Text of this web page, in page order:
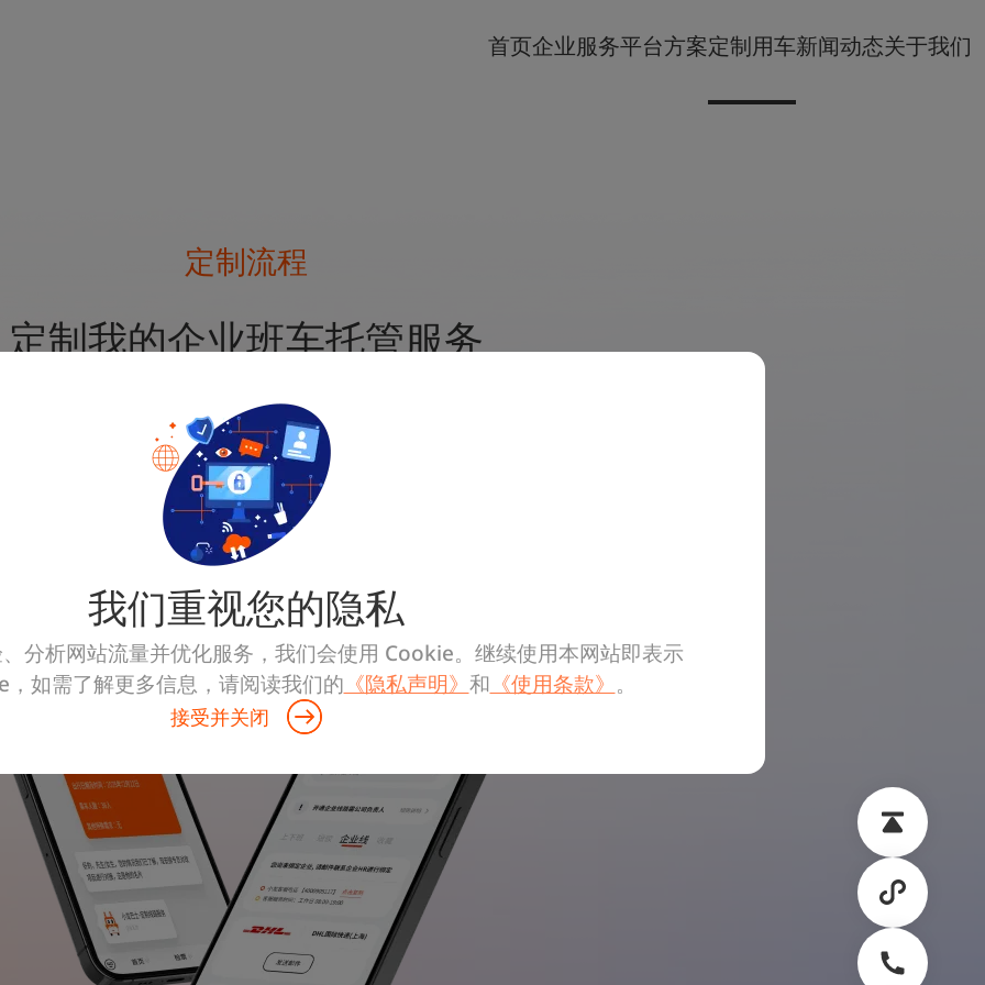
首页企业服务平台方案定制用车新闻动态关于我们
定制流程
定制我的企业班车托管服务
操心・成本不超支・员工不投诉 | 小龙巴士全流程包办
联系我们
我们重视您的隐私
分析网站流量并优化服务，我们会使用 Cookie。继续使用本网站即表示
如需了解更多信息，请阅读我们的 《隐私声明》 和 《使用条款》 。
接受并关闭